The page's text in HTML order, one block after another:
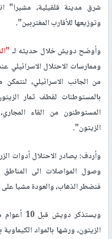
وتوزيعها للأقارب المغتربين".
وأوضح دويش خلال حديثه لـ
وممارسات الاحتلال الاسرائيلي
من الجانب الاسرائيلي،
بالمستوطنات لقطف ثمار
المستوطنون من القاء
الزيتون".
وأردف: يصادر الاحتلال أدوات
وصول المواصلات الى المناطق
فنضطر الذهاب، والعودة مشيا على
ويستذكر